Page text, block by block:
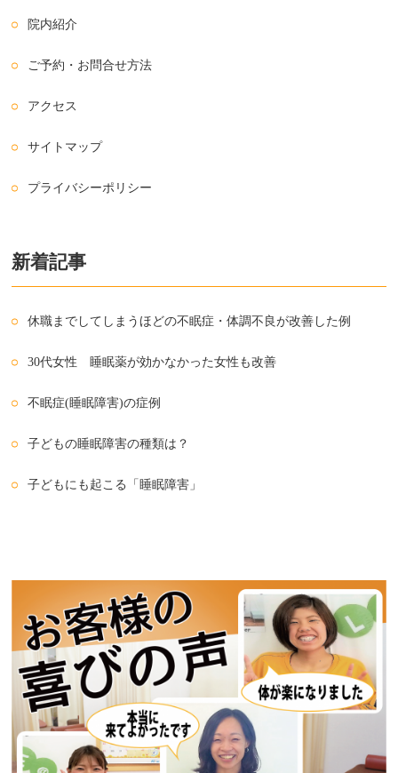
院内紹介
ご予約・お問合せ方法
アクセス
サイトマップ
プライバシーポリシー
新着記事
休職までしてしまうほどの不眠症・体調不良が改善した例
30代女性 睡眠薬が効かなかった女性も改善
不眠症(睡眠障害)の症例
子どもの睡眠障害の種類は？
子どもにも起こる「睡眠障害」